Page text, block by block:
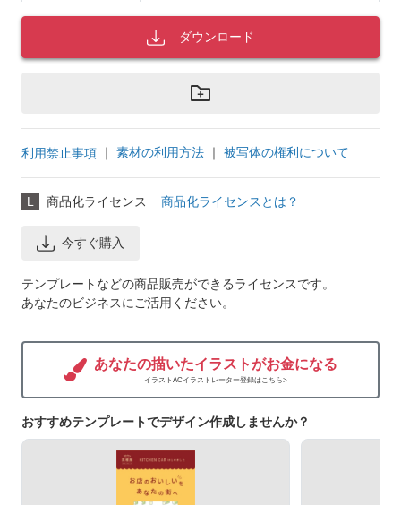
ダウンロード
利用禁止事項 ｜ 素材の利用方法 ｜ 被写体の権利について
L 商品化ライセンス 商品化ライセンスとは？
今すぐ購入
テンプレートなどの商品販売ができるライセンスです。
あなたのビジネスにご活用ください。
あなたの描いたイラストがお金になる
イラストACイラストレーター登録はこちら>
おすすめテンプレートでデザイン作成しませんか？